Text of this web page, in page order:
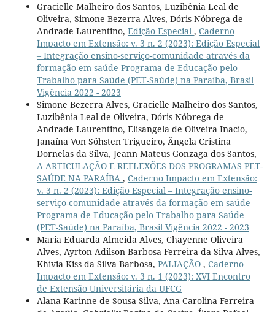
Gracielle Malheiro dos Santos, Luzibênia Leal de
Oliveira, Simone Bezerra Alves, Dóris Nóbrega de
Andrade Laurentino, Edição Especial , Caderno
Impacto em Extensão: v. 3 n. 2 (2023): Edição Especial
– Integração ensino-serviço-comunidade através da
formação em saúde Programa de Educação pelo
Trabalho para Saúde (PET-Saúde) na Paraíba, Brasil
Vigência 2022 - 2023
Simone Bezerra Alves, Gracielle Malheiro dos Santos,
Luzibênia Leal de Oliveira, Dóris Nóbrega de
Andrade Laurentino, Elisangela de Oliveira Inacio,
Janaína Von Söhsten Trigueiro, Ângela Cristina
Dornelas da Silva, Jeann Mateus Gonzaga dos Santos,
A ARTICULAÇÃO E REFLEXÕES DOS PROGRAMAS PET-
SAÚDE NA PARAÍBA , Caderno Impacto em Extensão:
v. 3 n. 2 (2023): Edição Especial – Integração ensino-
serviço-comunidade através da formação em saúde
Programa de Educação pelo Trabalho para Saúde
(PET-Saúde) na Paraíba, Brasil Vigência 2022 - 2023
Maria Eduarda Almeida Alves, Chayenne Oliveira
Alves, Ayrton Adilson Barbosa Ferreira da Silva Alves,
Khivia Kiss da Silva Barbosa, PALIAÇÃO , Caderno
Impacto em Extensão: v. 3 n. 1 (2023): XVI Encontro
de Extensão Universitária da UFCG
Alana Karinne de Sousa Silva, Ana Carolina Ferreira